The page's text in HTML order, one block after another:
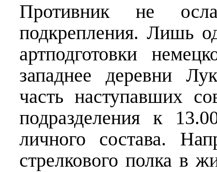
Противник не
подкрепления. Лишь
артподготовки
западнее деревни
часть наступавших
подразделения к
личного состава.
стрелкового полка в